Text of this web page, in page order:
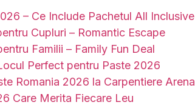
– Ce Include Pachetul All Inclusive
Cupluri – Romantic Escape
Familii – Family Fun Deal
Perfect pentru Paste 2026
Romania 2026 la Carpentiere Arena
Care Merita Fiecare Leu